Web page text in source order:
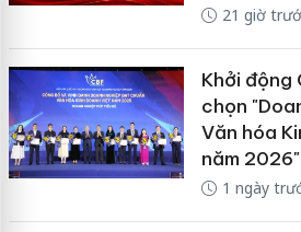
21 giờ
Khởi động
chọn
Văn hóa
năm 2026"
1 ngày